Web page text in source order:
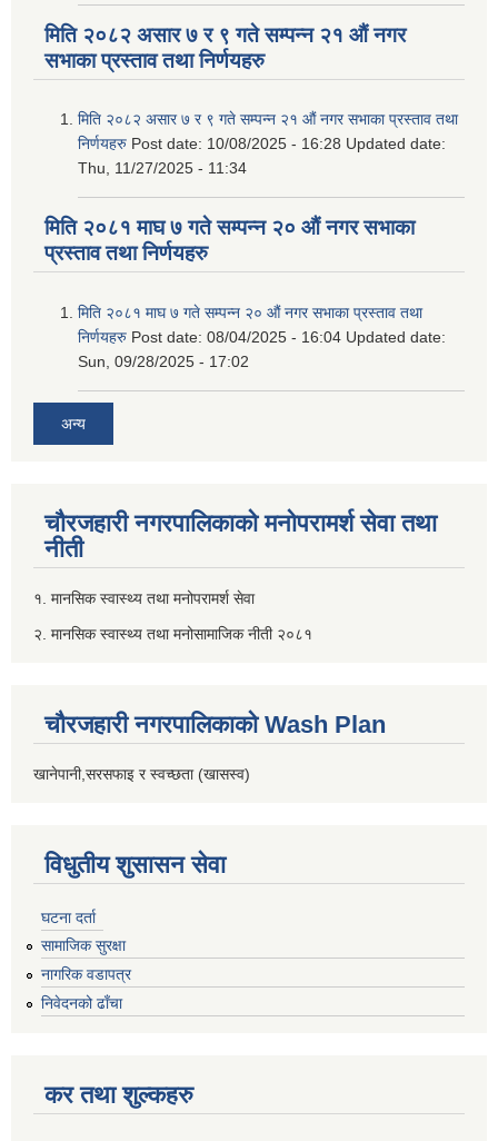
मिति २०८२ असार ७ र ९ गते सम्पन्न २१ औं नगर
सभाका प्रस्ताव तथा निर्णयहरु
मिति २०८२ असार ७ र ९ गते सम्पन्न २१ औं नगर सभाका प्रस्ताव तथा
निर्णयहरु Post date: 10/08/2025 - 16:28 Updated date:
Thu, 11/27/2025 - 11:34
मिति २०८१ माघ ७ गते सम्पन्न २० औं नगर सभाका
प्रस्ताव तथा निर्णयहरु
मिति २०८१ माघ ७ गते सम्पन्न २० औं नगर सभाका प्रस्ताव तथा
निर्णयहरु Post date: 08/04/2025 - 16:04 Updated date:
Sun, 09/28/2025 - 17:02
अन्य
चौरजहारी नगरपालिकाको मनोपरामर्श सेवा तथा
नीती
१. मानसिक स्वास्थ्य तथा मनोपरामर्श सेवा
२. मानसिक स्वास्थ्य तथा मनोसामाजिक नीती २०८१
चौरजहारी नगरपालिकाको Wash Plan
खानेपानी,सरसफाइ र स्वच्छता (खासस्व)
विधुतीय शुसासन सेवा
घटना दर्ता
सामाजिक सुरक्षा
नागरिक वडापत्र
निवेदनको ढाँचा
कर तथा शुल्कहरु